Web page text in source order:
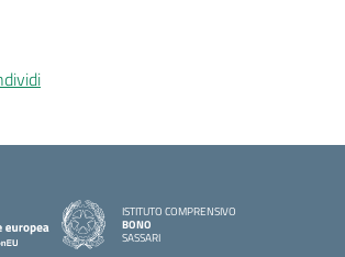
ISTITUTO COMPRENSIVO
BONO
SASSARI